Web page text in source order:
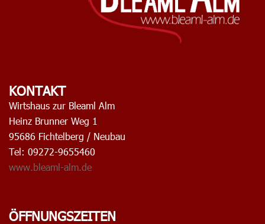
KONTAKT
Wirtshaus zur Bleaml Alm
Heinz Brunner Weg 1
95686 Fichtelberg / Neubau
Tel: 09272-9655460
www.bleaml-alm.de
ÖFFNUNGSZEITEN